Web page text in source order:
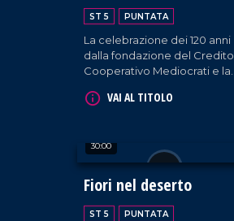
ST 5 PUNTATA
La celebrazione dei 120 anni
dalla fondazione del Credito
Cooperativo Mediocrati e la
Melagrana d'Argento.
VAI AL TITOLO
30:00
Fiori nel deserto
ST 5 PUNTATA